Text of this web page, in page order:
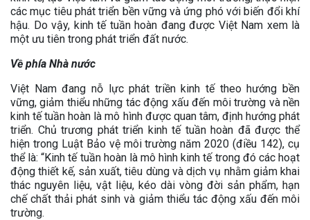
các mục tiêu phát triển bền vững và ứng phó với biến đổi khí
hậu. Do vậy, kinh tế tuần hoàn đang được Việt Nam xem là
một ưu tiên trong phát triển đất nước.
Về phía Nhà nước
Việt Nam đang nỗ lực phát triền kinh tế theo hướng bền
vững, giảm thiểu những tác động xấu đến môi trường và nền
kinh tế tuần hoàn là mô hình được quan tâm, định hướng phát
triển. Chủ trương phát triển kinh tế tuần hoàn đã được thể
hiện trong Luật Bảo vệ môi trường năm 2020 (điều 142), cụ
thể là: “Kinh tế tuần hoàn là mô hình kinh tế trong đó các hoạt
động thiết kế, sản xuất, tiêu dùng và dịch vụ nhằm giảm khai
thác nguyên liệu, vật liệu, kéo dài vòng đời sản phẩm, hạn
chế chất thải phát sinh và giảm thiểu tác động xấu đến môi
trường.